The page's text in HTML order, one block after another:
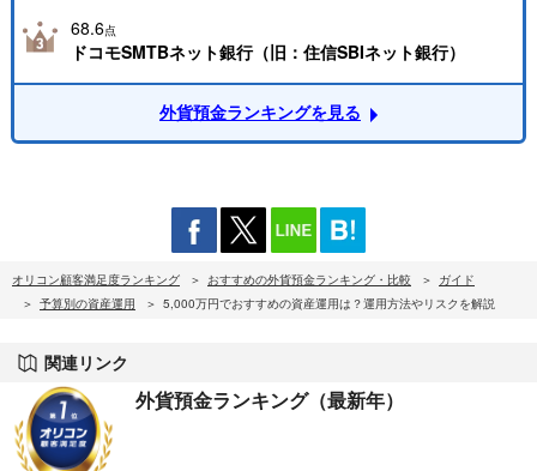
68.6点
ドコモSMTBネット銀行（旧：住信SBIネット銀行）
外貨預金ランキングを見る
オリコン顧客満足度ランキング おすすめの外貨預金ランキング・比較
ガイド
予算別の資産運用
5,000万円でおすすめの資産運用は？運用方法やリスクを解説
関連リンク
外貨預金ランキング（最新年）